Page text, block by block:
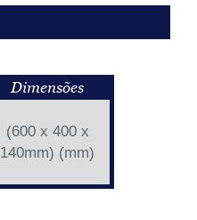
Dimensões
(600 x 400 x
140mm) (mm)